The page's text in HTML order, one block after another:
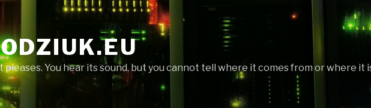
You hear its sound, but you cannot tell where it comes from or where it